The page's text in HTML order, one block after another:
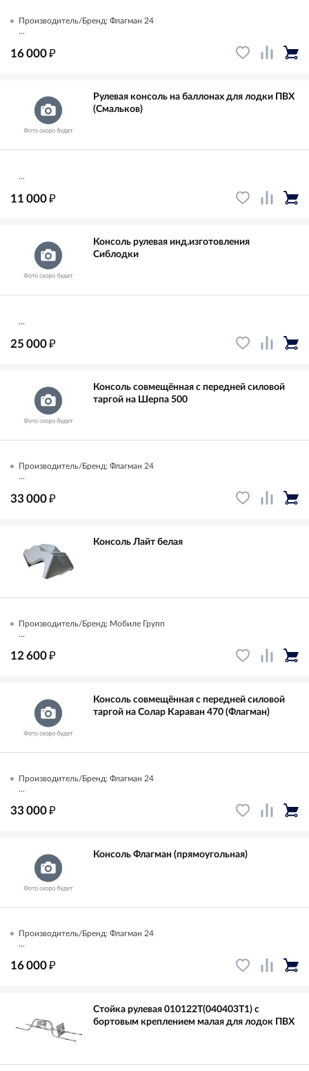
Производитель/Бренд: Флагман 24
...
16 000₽
Рулевая консоль на баллонах для лодки ПВХ
(Смальков)
...
11 000₽
Консоль рулевая инд.изготовления
Сиблодки
...
25 000₽
Консоль совмещённая с передней силовой
таргой на Шерпа 500
Производитель/Бренд: Флагман 24
...
33 000₽
Консоль Лайт белая
Производитель/Бренд: Мобиле Групп
...
12 600₽
Консоль совмещённая с передней силовой
таргой на Солар Караван 470 (Флагман)
Производитель/Бренд: Флагман 24
...
33 000₽
Консоль Флагман (прямоугольная)
Производитель/Бренд: Флагман 24
...
16 000₽
Стойка рулевая 010122Т(040403T1) с
бортовым креплением малая для лодок ПВХ